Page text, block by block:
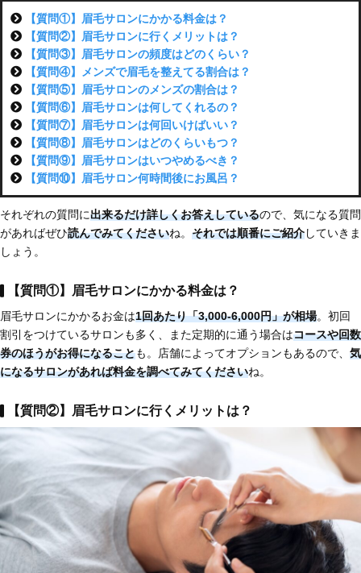
【質問①】眉毛サロンにかかる料金は？
【質問②】眉毛サロンに行くメリットは？
【質問③】眉毛サロンの頻度はどのくらい？
【質問④】メンズで眉毛を整えてる割合は？
【質問⑤】眉毛サロンのメンズの割合は？
【質問⑥】眉毛サロンは何してくれるの？
【質問⑦】眉毛サロンは何回いけばいい？
【質問⑧】眉毛サロンはどのくらいもつ？
【質問⑨】眉毛サロンはいつやめるべき？
【質問⑩】眉毛サロン何時間後にお風呂？
それぞれの質問に出来るだけ詳しくお答えしているので、気になる質問
があればぜひ読んでみてくださいね。 それでは順番にご紹介していきま
しょう。
【質問①】眉毛サロンにかかる料金は？
眉毛サロンにかかるお金は1回あたり「3,000-6,000円」が相場。初回
割引をつけているサロンも多く、また定期的に通う場合はコースや回数
券のほうがお得になることも。店舗によってオプションもあるので、 気
になるサロンがあれば料金を調べてみてくださいね。
【質問②】眉毛サロンに行くメリットは？